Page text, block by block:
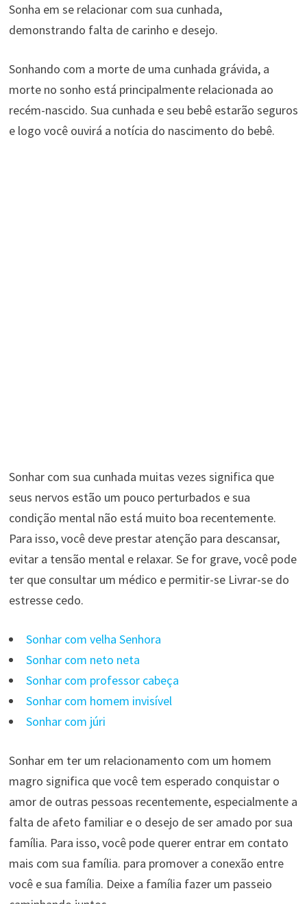
Sonha em se relacionar com sua cunhada,
demonstrando falta de carinho e desejo.
Sonhando com a morte de uma cunhada grávida, a
morte no sonho está principalmente relacionada ao
recém-nascido. Sua cunhada e seu bebê estarão seguros
e logo você ouvirá a notícia do nascimento do bebê.
Sonhar com sua cunhada muitas vezes significa que
seus nervos estão um pouco perturbados e sua
condição mental não está muito boa recentemente.
Para isso, você deve prestar atenção para descansar,
evitar a tensão mental e relaxar. Se for grave, você pode
ter que consultar um médico e permitir-se Livrar-se do
estresse cedo.
Sonhar com velha Senhora
Sonhar com neto neta
Sonhar com professor cabeça
Sonhar com homem invisível
Sonhar com júri
Sonhar em ter um relacionamento com um homem
magro significa que você tem esperado conquistar o
amor de outras pessoas recentemente, especialmente a
falta de afeto familiar e o desejo de ser amado por sua
família. Para isso, você pode querer entrar em contato
mais com sua família. para promover a conexão entre
você e sua família. Deixe a família fazer um passeio